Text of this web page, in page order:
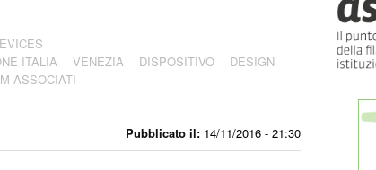
Pubblicato il: 14/11/2016 - 21:30
ITALIA
VENEZIA DISPOSITIVO
DESIGN
ASSOCIATI